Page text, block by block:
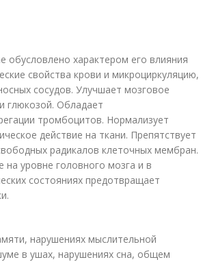
обусловлено характером его влияния
свойства крови и микроциркуляцию,
сосудов. Улучшает мозговое
глюкозой. Обладает
тромбоцитов. Нормализует
действие на ткани. Препятствует
радикалов клеточных мембран.
уровне головного мозга и в
состояниях предотвращает
нарушениях мыслительной
в ушах, нарушениях сна, общем